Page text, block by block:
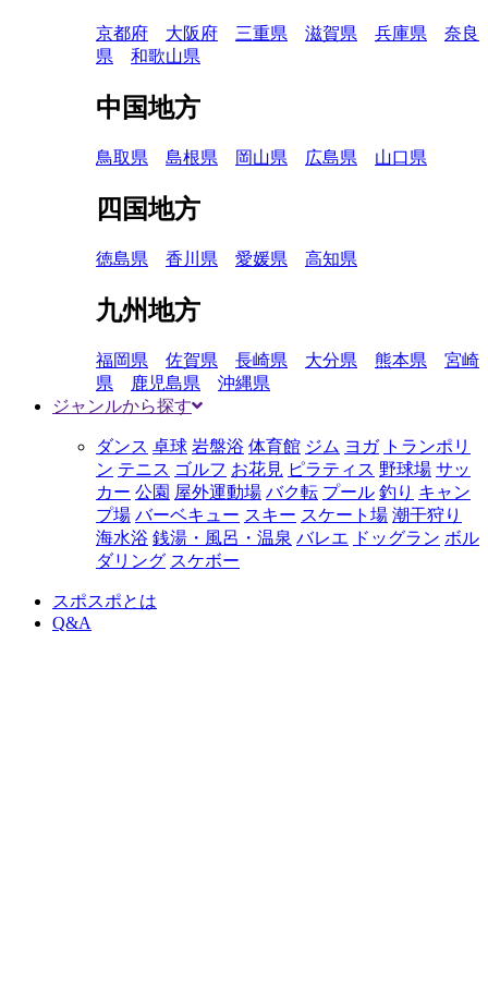
京都府 大阪府 三重県 滋賀県 兵庫県
奈良
県
和歌山県
中国地方
鳥取県 島根県 岡山県 広島県 山口県
四国地方
徳島県 香川県 愛媛県 高知県
九州地方
福岡県 佐賀県 長崎県 大分県 熊本県
宮崎
県
鹿児島県
沖縄県
ジャンルから探す
ダンス 卓球 岩盤浴 体育館 ジム ヨガ トランポリ
ン テニス ゴルフ お花見 ピラティス 野球場 サッ
カー 公園 屋外運動場 バク転 プール 釣り キャン
プ場 バーベキュー スキー スケート場 潮干狩り
海水浴 銭湯・風呂・温泉 バレエ ドッグラン ボル
ダリング スケボー
スポスポとは
Q&A